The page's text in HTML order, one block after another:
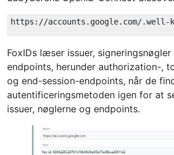
FoxIDs læser issuer,
endpoints, herunder authorization-,
og end-session-endpoints, når de
autentificeringsmetoden igen for at
issuer, nøglerne og endpoints.